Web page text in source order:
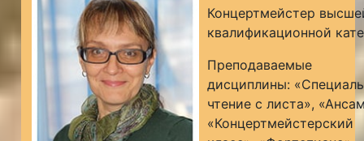
Концертмейстер
квалификационной
Преподаваемые
дисциплины:
чтение с листа»,
«Концертмейстерский